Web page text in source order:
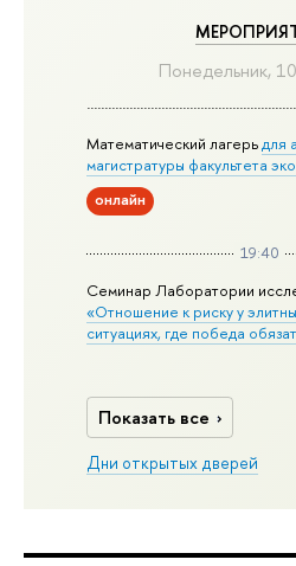
Понедельник,
Математический лагерьдля
магистратуры факультета
онлайн
19:40
Семинар Лаборатории
«Отношение к риску у
ситуациях, где победа
Показать все
Дни открытых дверей